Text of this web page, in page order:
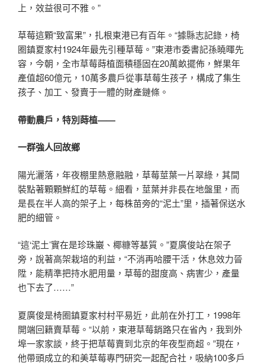
上，效益很可不雅。”
草莓這顆“致富果”，扎根東港已有百年。“據縣志記錄，椅
圈鎮夏家村1924年最先引種草莓。”東港市委書記孫曉暉先
容，今朝，全市草莓蒔植面積穩固在20萬畝擺佈，鮮果年
產值超60億元，10萬多農戶從事草莓生孩子，構成了集生
孩子、加工、發賣于一體的財產鏈條。
帶動農戶，特別蒔植——
一群強人回故鄉
陽光灑落，年夜棚里熱意融融，草莓莖葉一片翠綠，其間
裝點著顆顆鮮紅的草莓。細看，莖葉并非長在地盤里，而
是長在半人高的架子上，每株苗旁的“泥土”里，插著保送水
肥的細管。
“這‘泥土’實在是珍珠巖、椰糠等基質。”夏廣俊站在架子
旁，說著高架栽培的利益，“不消再哈腰干活，休息效力晉
陞，能精準把持水肥用量，草莓的甜度高、病害少，產量
也下去了……”
夏廣俊是椅圈鎮夏家村村平易近，此前在外打工，1998年
開端回籍賣草莓。“以前，東港草莓銷路只在省內，我到外
埠一家家談，終于把草莓賣到北京的年夜型商超。”現在，
他帶頭成立的和美草莓專門研究一起配合社，吸納100多戶